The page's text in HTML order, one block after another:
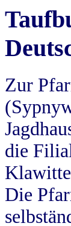
Zur
die
Die